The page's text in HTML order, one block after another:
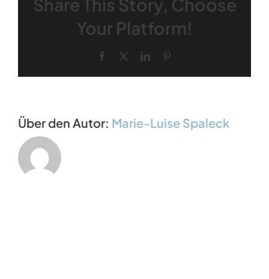
Share This Story, Choose
Your Platform!
FacebookTwitterLinkedIn
Über den Autor: Marie-Luise Spaleck